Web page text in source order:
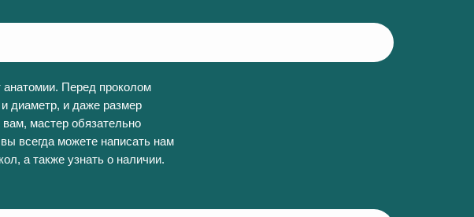
Перед проколом
и диаметр, и даже размер
мастер обязательно
всегда можете написать нам
а также узнать о наличии.